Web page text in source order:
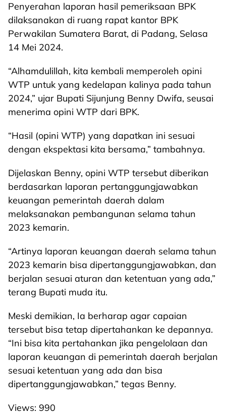
Penyerahan laporan hasil pemeriksaan BPK
dilaksanakan di ruang rapat kantor BPK
Perwakilan Sumatera Barat, di Padang, Selasa
14 Mei 2024.
“Alhamdulillah, kita kembali memperoleh opini
WTP untuk yang kedelapan kalinya pada tahun
2024,” ujar Bupati Sijunjung Benny Dwifa, seusai
menerima opini WTP dari BPK.
“Hasil (opini WTP) yang dapatkan ini sesuai
dengan ekspektasi kita bersama,” tambahnya.
Dijelaskan Benny, opini WTP tersebut diberikan
berdasarkan laporan pertanggungjawabkan
keuangan pemerintah daerah dalam
melaksanakan pembangunan selama tahun
2023 kemarin.
“Artinya laporan keuangan daerah selama tahun
2023 kemarin bisa dipertanggungjawabkan, dan
berjalan sesuai aturan dan ketentuan yang ada,”
terang Bupati muda itu.
Meski demikian, Ia berharap agar capaian
tersebut bisa tetap dipertahankan ke depannya.
“Ini bisa kita pertahankan jika pengelolaan dan
laporan keuangan di pemerintah daerah berjalan
sesuai ketentuan yang ada dan bisa
dipertanggungjawabkan,” tegas Benny.
Views: 990